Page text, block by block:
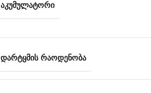
ᲐᲙᲣᲛᲣᲚᲐᲢᲝᲠᲘ
ᲓᲐᲠᲢᲧᲛᲘᲡ ᲠᲐᲝᲓᲔᲜᲝᲑᲐ